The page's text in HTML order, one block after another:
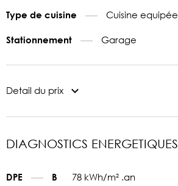
Type de cuisine Cuisine equipée
Stationnement Garage
Detail du prix
DIAGNOSTICS ENERGETIQUES
DPE B 78 kWh/m² .an